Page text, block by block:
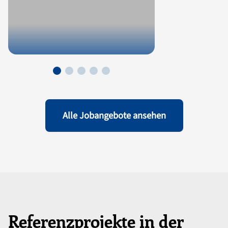
Alle Jobangebote ansehen
Referenzprojekte in der